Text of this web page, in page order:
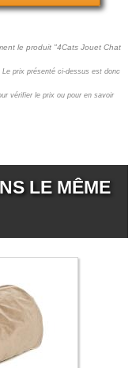
le produit "4Cats Jouet Chat
Le prix présenté ci-dessus est donc
vérifier le prix ou pour en savoir
LE MÊME